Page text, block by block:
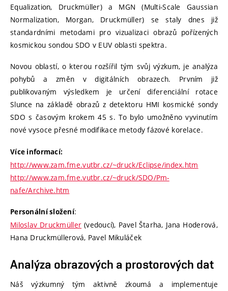
Equalization, Druckmüller) a MGN (Multi-Scale Gaussian
Normalization, Morgan, Druckmüller) se staly dnes již
standardními metodami pro vizualizaci obrazů pořízených
kosmickou sondou SDO v EUV oblasti spektra.
Novou oblastí, o kterou rozšířil tým svůj výzkum, je analýza
pohybů a změn v digitálních obrazech. Prvním již
publikovaným výsledkem je určení diferenciální rotace
Slunce na základě obrazů z detektoru HMI kosmické sondy
SDO s časovým krokem 45 s. To bylo umožněno vyvinutím
nové vysoce přesné modifikace metody fázové korelace.
Více informací:
http://www.zam.fme.vutbr.cz/~druck/Eclipse/index.htm
http://www.zam.fme.vutbr.cz/~druck/SDO/Pm-
nafe/Archive.htm
Personální složení:
Miloslav Druckmüller (vedoucí), Pavel Štarha, Jana Hoderová,
Hana Druckmüllerová, Pavel Mikuláček
Analýza obrazových a prostorových dat
Náš výzkumný tým aktivně zkoumá a implementuje